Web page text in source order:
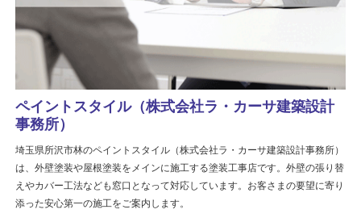
ペイントスタイル（株式会社ラ・カーサ建築設計
事務所）
埼玉県所沢市林のペイントスタイル（株式会社ラ・カーサ建築設計事務所）
は、外壁塗装や屋根塗装をメインに施工する塗装工事店です。外壁の張り替
えやカバー工法なども窓口となって対応しています。お客さまの要望に寄り
添った安心第一の施工をご案内します。